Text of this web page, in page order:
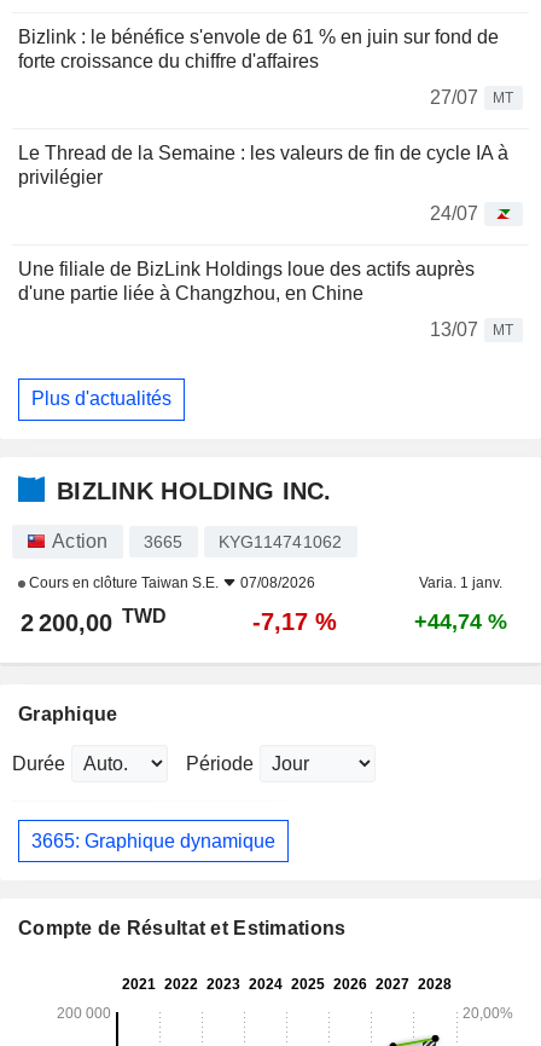
Bizlink : le bénéfice s'envole de 61 % en juin sur fond de
forte croissance du chiffre d'affaires
27/07
MT
Le Thread de la Semaine : les valeurs de fin de cycle IA à
privilégier
24/07
Une filiale de BizLink Holdings loue des actifs auprès
d'une partie liée à Changzhou, en Chine
13/07
MT
Plus d'actualités
BIZLINK HOLDING INC.
Action 3665 KYG114741062
Cours en clôture Taiwan S.E. 07/08/2026 Varia. 1 janv.
2 200,00 TWD -7,17 % +44,74 %
Graphique
Durée Période
3665: Graphique dynamique
Compte de Résultat et Estimations